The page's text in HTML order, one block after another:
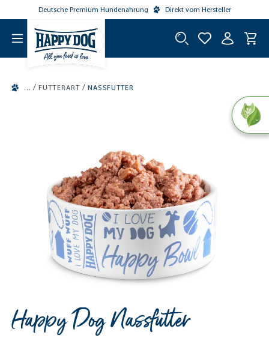
springen
Deutsche Premium Hundenahrung Direkt vom Hersteller
/ FUTTERART / NASSFUTTER
Happy Dog Nassfutter